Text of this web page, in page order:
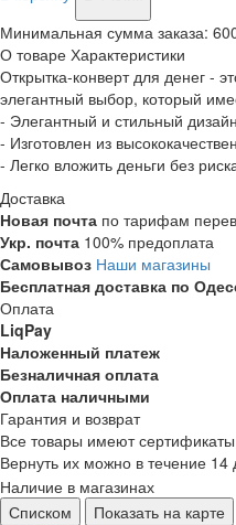
Минимальная сумма заказа:
О товаре Характеристики
Открытка-конверт для денег -
элегантный выбор, который
- Элегантный и стильный дизайн
- Изготовлен из
- Легко вложить деньги без
Доставка
Новая почта по тарифам
Укр. почта 100% предоплата
Самовывоз Наши магазины
Бесплатная доставка по
Оплата
LiqPay
Наложенный платеж
Безналичная оплата
Оплата наличными
Гарантия и возврат
Все товары имеют
Вернуть их можно в течение 14
Наличие в магазинах
Списком
Показать на карте